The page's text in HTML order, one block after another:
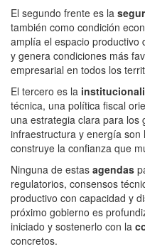
El segundo frente es la
también como condición
amplía el espacio productivo
y genera condiciones más
empresarial en todos los
El tercero es la
técnica, una política fiscal
una estrategia clara para los
infraestructura y energía
construye la confianza que
Ninguna de estas agendas
regulatorios, consensos
productivo con capacidad y
próximo gobierno es
iniciado y sostenerlo con la
concretos.